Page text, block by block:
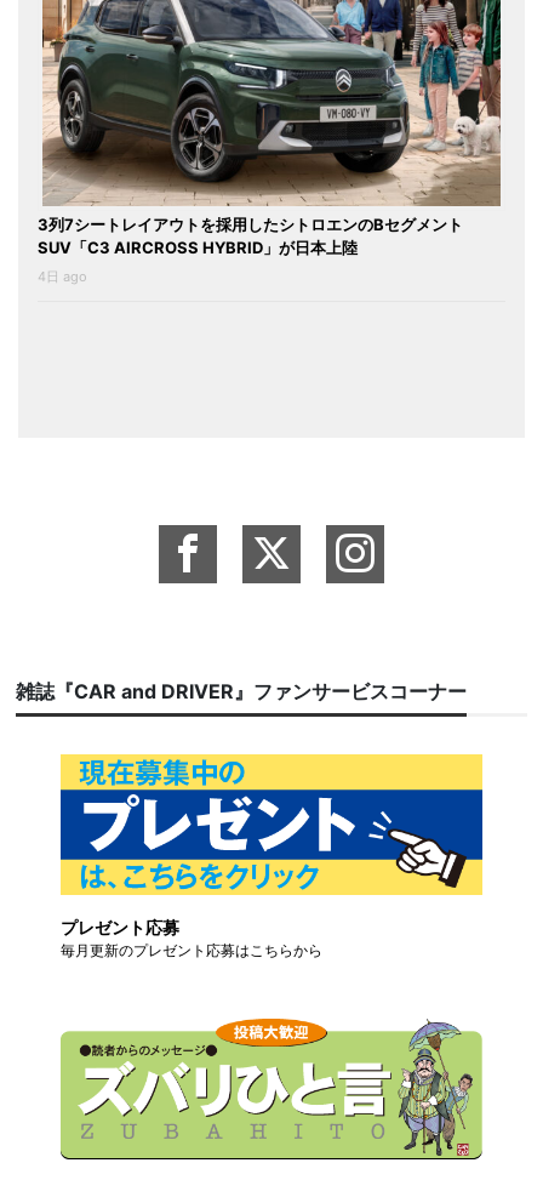
3列7シートレイアウトを採用したシトロエンのBセグメント
SUV「C3 AIRCROSS HYBRID」が日本上陸
4日 ago
雑誌『CAR and DRIVER』ファンサービスコーナー
プレゼント応募
毎月更新のプレゼント応募はこちらから